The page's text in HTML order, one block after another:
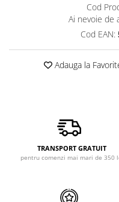
Cod
Ai nevoie de
Cod EAN:
Adauga la
TRANSPORT GRATUIT
pentru comenzi mai mari de 350